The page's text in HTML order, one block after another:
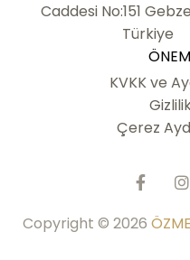
Caddesi No:151
Türkiye
KVKK ve
Çerez
Copyright © 2026